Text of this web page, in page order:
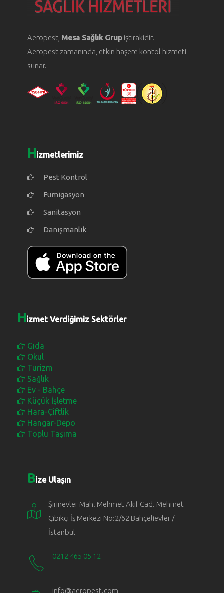
Aeropest, Mesa Sağlık Grup iştirakidir.
Aeropest zamanında, etkin haşere kontol hizmeti
sunar.
Hizmetlerimiz
Pest Kontrol
Fumigasyon
Sanitasyon
Danışmanlık
H izmet Verdiğimiz Sektörler
Gıda
Okul
Turizm
Sağlık
Ev - Bahçe
Küçük İşletme
Hara-Çiftlik
Hangar-Depo
Toplu Taşıma
Bize Ulaşın
Şirinevler Mah. Mehmet Akif Cad. Mehmet
Çıbıkçı İş Merkezi No:2/62 Bahçelievler /
İstanbul
0212 465 05 12
info@aeropest.com